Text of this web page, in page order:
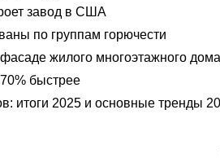
завод в США
по группам горючести
жилого многоэтажного дома
быстрее
итоги 2025 и основные тренды